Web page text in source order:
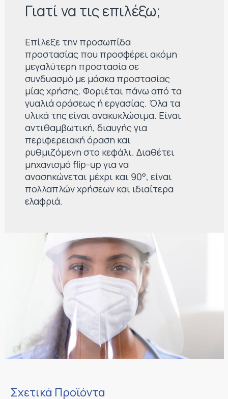
Γιατί να τις επιλέξω;
Επίλεξε την προσωπίδα
προστασίας που προσφέρει ακόμη
μεγαλύτερη προστασία σε
συνδυασμό με μάσκα προστασίας
μίας χρήσης. Φοριέται πάνω από τα
γυαλιά οράσεως ή εργασίας. Όλα τα
υλικά της είναι ανακυκλώσιμα. Είναι
αντιθαμβωτική, διαυγής για
περιφερειακή όραση και
ρυθμιζόμενη στο κεφάλι. Διαθέτει
μηχανισμό flip-up για να
ανασηκώνεται μέχρι και 90°, είναι
πολλαπλών χρήσεων και ιδιαίτερα
ελαφριά.
Σχετικά Προϊόντα